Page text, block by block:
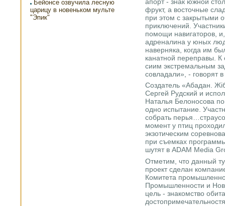
Бейонсе озвучила лесную
царицу в новеньком мульте
"Эпик"
фрукт, а восточные
при этом с закрытыми
приключений.
помощи навигаторов,
адреналина у юных
наверняка, когда им
канатной переправы. К
сиим экстремальным
совладали», - говорят
Создатель «Абадан.
Сергей Рудский и
Наталья Белоносова
одно испытание.
собрать
момент у птиц
экзотическим
при съемках
шутят в ADAM Media
Отметим, что данный
проект сделан
Комитета
Промышленности и
цель - знакомство